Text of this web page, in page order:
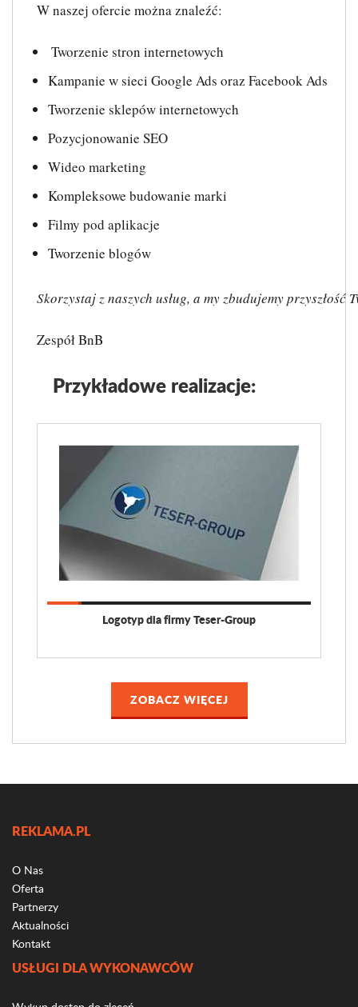
W naszej ofercie można znaleźć:
Tworzenie stron internetowych
Kampanie w sieci Google Ads oraz Facebook Ads
Tworzenie sklepów internetowych
Pozycjonowanie SEO
Wideo marketing
Kompleksowe budowanie marki
Filmy pod aplikacje
Tworzenie blogów
Skorzystaj z naszych usług, a my zbudujemy przyszłość
Zespół BnB
Przykładowe realizacje:
Logotyp dla firmy Teser-Group
ZOBACZ WIĘCEJ
REKLAMA.PL
O Nas
Oferta
Partnerzy
Aktualności
Kontakt
USŁUGI DLA WYKONAWCÓW